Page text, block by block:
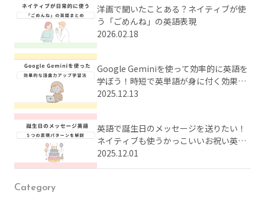
洋画で聞いたことある？ネイティブが使
う「ごめんね」の英語表現
2026.02.18
Google Geminiを使って効率的に英語を
学ぼう！時短で英単語が身に付く効果的
な学習法とは？
2025.12.13
英語で誕生日のメッセージを送りたい！
ネイティブも使うかっこいいお祝い英語
をまとめてご紹介
2025.12.01
Category